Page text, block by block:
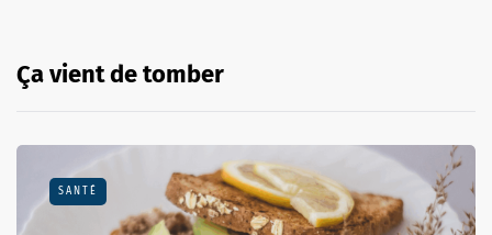
Ça vient de tomber
SANTÉ